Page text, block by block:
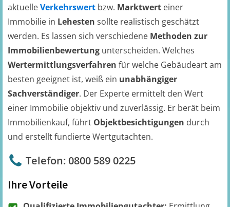
aktuelleVerkehrswert bzw. Marktwert einer
Immobilie in Lehesten sollte realistisch geschätzt
werden. Es lassen sich verschiedene Methoden zur
Immobilienbewertung unterscheiden. Welches
Wertermittlungsverfahren für welche Gebäudeart am
besten geeignet ist, weiß ein unabhängiger
Sachverständiger. Der Experte ermittelt den Wert
einer Immobilie objektiv und zuverlässig. Er berät beim
Immobilienkauf, führt Objektbesichtigungen durch
und erstellt fundierte Wertgutachten.
Telefon: 0800 589 0225
Ihre Vorteile